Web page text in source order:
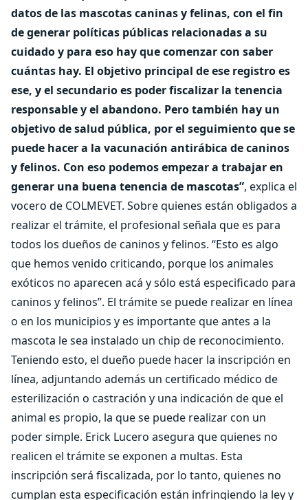
datos de las mascotas caninas y felinas, con el fin
de generar políticas públicas relacionadas a su
cuidado y para eso hay que comenzar con saber
cuántas hay. El objetivo principal de ese registro es
ese, y el secundario es poder fiscalizar la tenencia
responsable y el abandono. Pero también hay un
objetivo de salud pública, por el seguimiento que se
puede hacer a la vacunación antirábica de caninos
y felinos. Con eso podemos empezar a trabajar en
generar una buena tenencia de mascotas”, explica el
vocero de COLMEVET. Sobre quienes están obligados a
realizar el trámite, el profesional señala que es para
todos los dueños de caninos y felinos. “Esto es algo
que hemos venido criticando, porque los animales
exóticos no aparecen acá y sólo está especificado para
caninos y felinos”. El trámite se puede realizar en línea
o en los municipios y es importante que antes a la
mascota le sea instalado un chip de reconocimiento.
Teniendo esto, el dueño puede hacer la inscripción en
línea, adjuntando además un certificado médico de
esterilización o castración y una indicación de que el
animal es propio, la que se puede realizar con un
poder simple. Erick Lucero asegura que quienes no
realicen el trámite se exponen a multas. Esta
inscripción será fiscalizada, por lo tanto, quienes no
cumplan esta especificación están infringiendo la ley y